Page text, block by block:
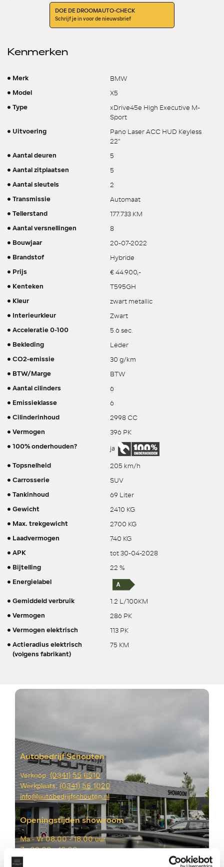
DOE DE DROOMAUTO-CHECK
Schrijf je in voor de nieuwsbrief
Kenmerken
Merk BMW
Model X5
Type
xDrive45e High Executive M-
Sport
Uitvoering
Pano Laser ACC HUD Keyless
22"
Aantal deuren 5
Aantal zitplaatsen 5
Aantal sleutels 2
Transmissie Automaat
Tellerstand 177.733 KM
Aantal versnellingen 8
Bouwjaar 20-07-2022
Brandstof Hybride
Prijs € 44.900,-
Kenteken T595GH
Kleur zwart metallic
Interieurkleur Zwart
Acceleratie 0-100 5.6 sec.
Bekleding Leder
CO2-emissie 30 g/km
BTW/Marge BTW
Aantal cilinders 6
Emissieklasse 6
Cilinderinhoud 2998 CC
Vermogen 396 PK
100% onderhouden? ja
Topsnelheid 205 km/h
Carrosserie SUV
Tankinhoud 69 Liter
Gewicht 2410 KG
Max. trekgewicht 2700 KG
Laadvermogen 740 KG
APK tot 30-04-2028
Bijtelling 22 %
Energielabel
Gemiddeld verbruik 1.2 L/100KM
Vermogen 286 PK
Vermogen elektrisch 113 PK
Actieradius elektrisch
(volgens fabrikant)
75 KM
Autobedrijf Schouten
Verkoop:(0341) 55 6510
Werkplaats: (0341) 56 1020
info@autobedrijfschouten.nl
Openingstijden showroom
Ma -Vr 08.00 - 18.00 uur
Za09.00 - 16.00 uur